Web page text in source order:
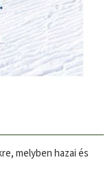
melyben hazai és